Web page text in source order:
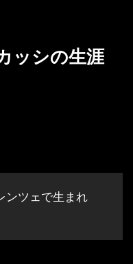
ッシの生涯
ンツェで生まれ